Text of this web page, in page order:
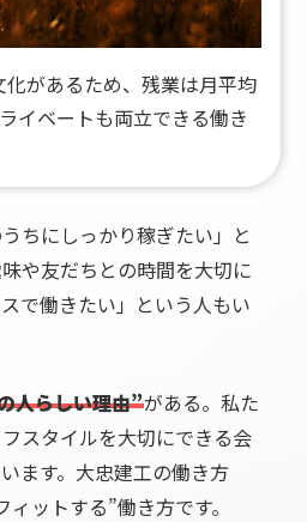
があるため、残業は月平均
イベートも両立できる働き
ちにしっかり稼ぎたい」と
味や友だちとの時間を大切に
で働きたい」という人もい
人らしい理由”がある。私た
スタイルを大切にできる会
ます。 大忠建工の働き方
ットする”働き方です。